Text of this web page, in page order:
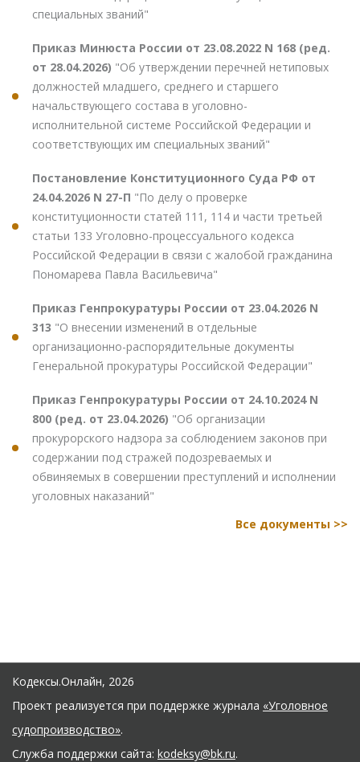
специальных званий"
Приказ Минюста России от 23.08.2022 N 168 (ред.
от 28.04.2026) "Об утверждении перечней нетиповых
должностей младшего, среднего и старшего
начальствующего состава в уголовно-
исполнительной системе Российской Федерации и
соответствующих им специальных званий"
Постановление Конституционного Суда РФ от
24.04.2026 N 27-П "По делу о проверке
конституционности статей 111, 114 и части третьей
статьи 133 Уголовно-процессуального кодекса
Российской Федерации в связи с жалобой гражданина
Пономарева Павла Васильевича"
Приказ Генпрокуратуры России от 23.04.2026 N
313 "О внесении изменений в отдельные
организационно-распорядительные документы
Генеральной прокуратуры Российской Федерации"
Приказ Генпрокуратуры России от 24.10.2024 N
800 (ред. от 23.04.2026) "Об организации
прокурорского надзора за соблюдением законов при
содержании под стражей подозреваемых и
обвиняемых в совершении преступлений и исполнении
уголовных наказаний"
Все документы >>
Кодексы.Онлайн, 2026
Проект реализуется при поддержке журнала «Уголовное
судопроизводство».
Служба поддержки сайта: kodeksy@bk.ru.